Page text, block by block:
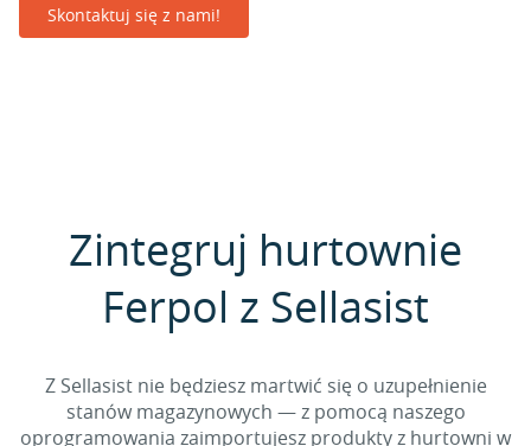
Skontaktuj się z nami!
Zintegruj hurtownie
Ferpol z Sellasist
Z Sellasist nie będziesz martwić się o uzupełnienie
stanów magazynowych — z pomocą naszego
oprogramowania zaimportujesz produkty z hurtowni w